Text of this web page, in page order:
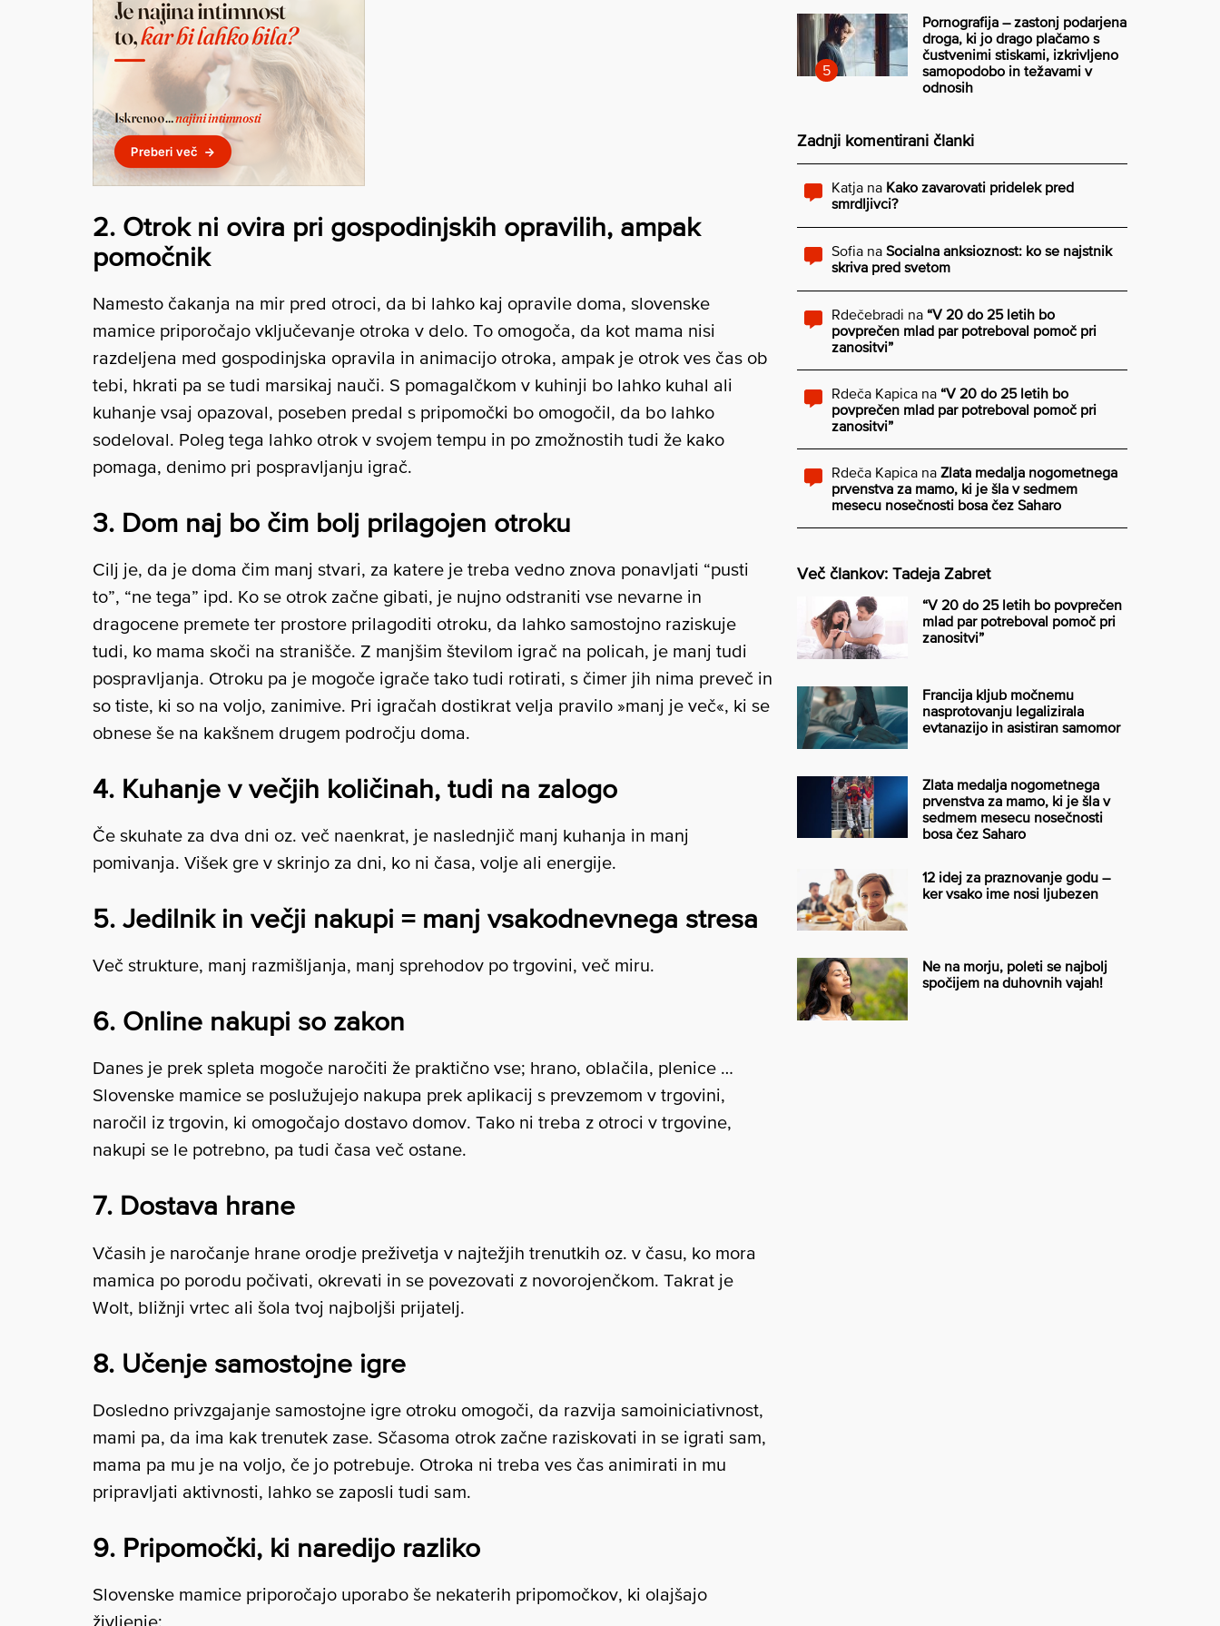
2. Otrok ni ovira pri gospodinjskih opravilih, ampak
pomočnik
Namesto čakanja na mir pred otroci, da bi lahko kaj opravile doma, slovenske
mamice priporočajo vključevanje otroka v delo. To omogoča, da kot mama nisi
razdeljena med gospodinjska opravila in animacijo otroka, ampak je otrok ves čas ob
tebi, hkrati pa se tudi marsikaj nauči. S pomagalčkom v kuhinji bo lahko kuhal ali
kuhanje vsaj opazoval, poseben predal s pripomočki bo omogočil, da bo lahko
sodeloval. Poleg tega lahko otrok v svojem tempu in po zmožnostih tudi že kako
pomaga, denimo pri pospravljanju igrač.
3. Dom naj bo čim bolj prilagojen otroku
Cilj je, da je doma čim manj stvari, za katere je treba vedno znova ponavljati “pusti
to”, “ne tega” ipd. Ko se otrok začne gibati, je nujno odstraniti vse nevarne in
dragocene premete ter prostore prilagoditi otroku, da lahko samostojno raziskuje
tudi, ko mama skoči na stranišče. Z manjšim številom igrač na policah, je manj tudi
pospravljanja. Otroku pa je mogoče igrače tako tudi rotirati, s čimer jih nima preveč in
so tiste, ki so na voljo, zanimive. Pri igračah dostikrat velja pravilo »manj je več«, ki se
obnese še na kakšnem drugem področju doma.
4. Kuhanje v večjih količinah, tudi na zalogo
Če skuhate za dva dni oz. več naenkrat, je naslednjič manj kuhanja in manj
pomivanja. Višek gre v skrinjo za dni, ko ni časa, volje ali energije.
5. Jedilnik in večji nakupi = manj vsakodnevnega stresa
Več strukture, manj razmišljanja, manj sprehodov po trgovini, več miru.
6. Online nakupi so zakon
Danes je prek spleta mogoče naročiti že praktično vse; hrano, oblačila, plenice …
Slovenske mamice se poslužujejo nakupa prek aplikacij s prevzemom v trgovini,
naročil iz trgovin, ki omogočajo dostavo domov. Tako ni treba z otroci v trgovine,
nakupi se le potrebno, pa tudi časa več ostane.
7. Dostava hrane
Včasih je naročanje hrane orodje preživetja v najtežjih trenutkih oz. v času, ko mora
mamica po porodu počivati, okrevati in se povezovati z novorojenčkom. Takrat je
Wolt, bližnji vrtec ali šola tvoj najboljši prijatelj.
8. Učenje samostojne igre
Dosledno privzgajanje samostojne igre otroku omogoči, da razvija samoiniciativnost,
mami pa, da ima kak trenutek zase. Sčasoma otrok začne raziskovati in se igrati sam,
mama pa mu je na voljo, če jo potrebuje. Otroka ni treba ves čas animirati in mu
pripravljati aktivnosti, lahko se zaposli tudi sam.
9. Pripomočki, ki naredijo razliko
Slovenske mamice priporočajo uporabo še nekaterih pripomočkov, ki olajšajo
življenje:
Pornografija – zastonj podarjena
droga, ki jo drago plačamo s
čustvenimi stiskami, izkrivljeno
samopodobo in težavami v
odnosih
Zadnji komentirani članki
Katja na Kako zavarovati pridelek pred
smrdljivci?
Sofia na Socialna anksioznost: ko se najstnik
skriva pred svetom
Rdečebradi na “V 20 do 25 letih bo
povprečen mlad par potreboval pomoč pri
zanositvi”
Rdeča Kapica na “V 20 do 25 letih bo
povprečen mlad par potreboval pomoč pri
zanositvi”
Rdeča Kapica na Zlata medalja nogometnega
prvenstva za mamo, ki je šla v sedmem
mesecu nosečnosti bosa čez Saharo
Več člankov: Tadeja Zabret
“V 20 do 25 letih bo povprečen
mlad par potreboval pomoč pri
zanositvi”
Francija kljub močnemu
nasprotovanju legalizirala
evtanazijo in asistiran samomor
Zlata medalja nogometnega
prvenstva za mamo, ki je šla v
sedmem mesecu nosečnosti
bosa čez Saharo
12 idej za praznovanje godu –
ker vsako ime nosi ljubezen
Ne na morju, poleti se najbolj
spočijem na duhovnih vajah!